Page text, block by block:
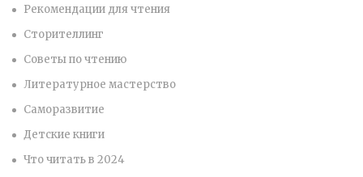
Рекомендации для чтения
Сторителлинг
Советы по чтению
Литературное мастерство
Саморазвитие
Детские книги
Что читать в 2024